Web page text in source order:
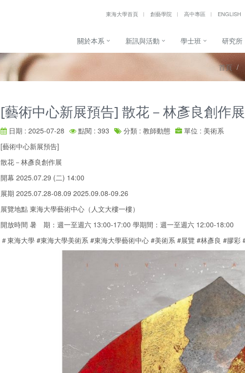
東海大學首頁 創藝學院 高中專區 ENGLISH
關於本系 新訊與活動 學士班 研究所
首頁
[藝術中心新展預告] 散花－林彥良創作展
日期 : 2025-07-28 點閱 : 393 分類 : 教師動態
單位 : 美術系
[藝術中心新展預告]
散花－林彥良創作展
開幕 2025.07.29 (二) 14:00
展期 2025.07.28-08.09 2025.09.08-09.26
展覽地點 東海大學藝術中心（人文大樓一樓）
開放時間 暑 期：週一至週六 13:00-17:00 學期間：週一至週六 12:00-18:00
＃東海大學 #東海大學美術系 #東海大學藝術中心 #美術系 #展覽 #林彥良 #膠彩